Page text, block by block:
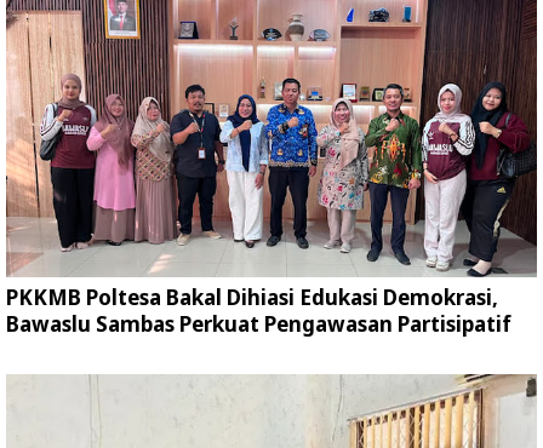
PKKMB Poltesa Bakal Dihiasi Edukasi Demokrasi,
Bawaslu Sambas Perkuat Pengawasan Partisipatif